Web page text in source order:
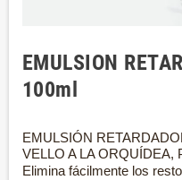
EMULSION
100ml
EMULSIÓN
VELLO A LA ORQUÍDEA,
Elimina fácilmente los